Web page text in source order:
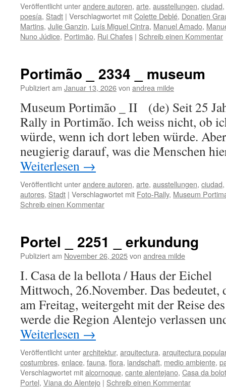
Veröffentlicht unterandere autoren, arte, ausstellungen, ciudad,
poesía, Stadt | Verschlagwortet mitColette Deblé, Donatien
Martins, Julie Ganzin, Luís Miguel Cintra, Manuel Amado,
Nuno Júdice, Portimão, Rui Chafes | Schreib einen Kommentar
Portimão _ 2334 _ museum
Publiziert am Januar 13, 2026von andrea milde
Museum Portimão _ II (de) Seit 25
Rally in Portimão. Ich weiss nicht, ob
würde, wenn ich dort leben würde.
neugierig darauf, was die Menschen
Weiterlesen →
Veröffentlicht unterandere autoren, arte, ausstellungen, ciudad,
autores, Stadt | Verschlagwortet mit Foto-Rally, Museum
Schreib einen Kommentar
Portel _ 2251 _ erkundung
Publiziert am November 26, 2025von andrea milde
I. Casa de la bellota / Haus der
Mittwoch, 26.November. Das bedeutet,
am Freitag, weitergeht mit der Reise
werde die Region Alentejo verlassen
Weiterlesen →
Veröffentlicht unterarchitektur, arquitectura, arquitectura popular
costumbres, enlace, fauna, flora, landschaft, medio ambiente,
Verschlagwortet mitalcornoque, cante alentejano, Casa da
Portel, Viana do Alentejo | Schreib einen Kommentar